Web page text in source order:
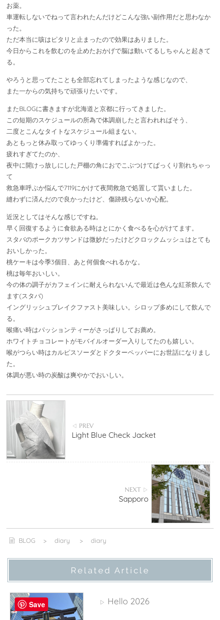
お薬。
車運転しないでねって言われたんだけどこんな強い副作用だと思わなか
った。
ただ本当に咳はピタリと止まったので効果はありました。
今日からこれを飲むのを止めたおかげで脳は動いてるしちゃんと起きて
る。
やろうと思ってたことも全部忘れてしまったような感じなので、
また一からの気持ちで頑張りたいです。
またBLOGに書きますが北海道と京都に行ってきました。
この短期のスケジュールの所為で体調崩したと言われればそう、
二度とこんなタイトなスケジュール組まない。
あともっと休み取ってゆっくり準備すればよかった。
疲れすぎてたのか、
夜中に開けっ放しにした戸棚の角におでこぶつけてぱっくり割れちゃっ
て
救急車呼ぶか悩んで7119にかけて夜間救急で処置して貰いました。
縫わずに済んだので良かったけど、傷跡残らないか心配。
近況としてはそんな感じですね。
早く回復するように食欲ある時はとにかく食べるを心がけてます。
スタバのポークカツサンドは微妙だったけどクロックムッシュはとても
おいしかった。
桃ケーキは今季3個目、あと何個食べれるかな。
桃は毎年おいしい。
今の体の調子がカフェインに耐えられないんで最近は色んな紅茶飲んで
ます(スタバ)
イングリッシュブレイクファスト美味しい。シロップ多めにして飲んで
る。
喉痛い時はパッションティーがさっぱりしてお薦め。
ホワイトチョコレートがモバイルオーダー入りしてたのも嬉しい。
喉がつらい時はカルピスソーダとドクターペッパーにお世話になりまし
た。
体調が悪い時の炭酸は爽やかでおいしい。
◁ PREV
Light Blue Check Jacket
NEXT ▷
Sapporo
BLOG > diary > diary
Related Article
▷ Hello 2026
Save